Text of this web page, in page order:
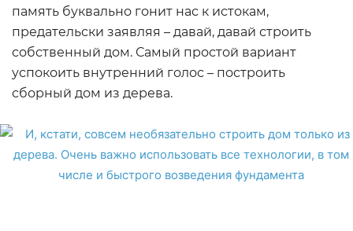
память буквально гонит нас к истокам,
предательски заявляя – давай, давай строить
собственный дом. Самый простой вариант
успокоить внутренний голос – построить
сборный дом из дерева.